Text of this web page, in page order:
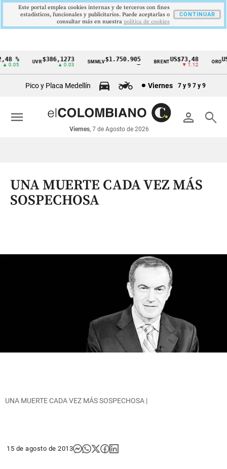
Cintillo
económicos
Colombia
% UVR$386,1273
▲ 0.03
SMMLV$1.750.905 BRENTUS$73,48
▼ 1.12
ORO
Pico y Placa Medellín Viernes 7 y 9 7 y 9
person search
Viernes, 7 de Agosto de 2026
menu
UNA MUERTE CADA VEZ MÁS
SOSPECHOSA
UNA MUERTE CADA VEZ MÁS SOSPECHOSA |
15 de agosto de 2013
Este portal emplea cookies internas y de terceros con fines
estadísticos, funcionales y publicitarios. Puede aceptarlas o
consultar más en nuestra politica de cookies
CONTINUAR